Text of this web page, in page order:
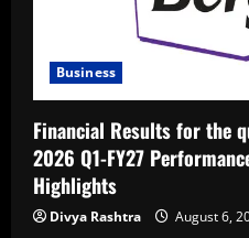
Business
Financial Results for the
2026 Q1-FY27
Highlights
Divya Rashtra August 6,